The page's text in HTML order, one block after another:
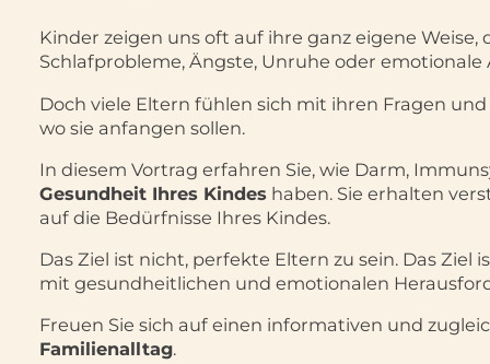
Kinder zeigen uns oft auf ihre ganz eigene Weise,
Schlafprobleme, Ängste, Unruhe oder
Doch viele Eltern fühlen sich mit ihren Fragen
wo sie anfangen sollen.
In diesem Vortrag erfahren Sie, wie Darm,
Gesundheit Ihres Kindes haben. Sie erhalten
auf die Bedürfnisse Ihres Kindes.
Das Ziel ist nicht, perfekte Eltern zu sein. Das
mit gesundheitlichen und emotionalen
Freuen Sie sich auf einen informativen und
Familien­alltag.